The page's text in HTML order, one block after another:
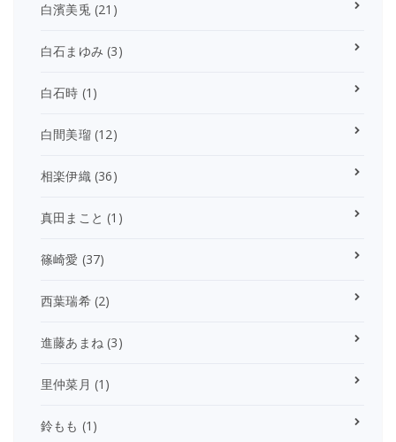
白濱美兎(21)
白石まゆみ (3)
白石時 (1)
白間美瑠(12)
相楽伊織(36)
真田まこと (1)
篠崎愛 (37)
西葉瑞希(2)
進藤あまね (3)
里仲菜月 (1)
鈴もも (1)